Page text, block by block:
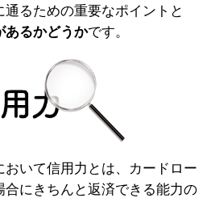
るための重要なポイントと
あるかどうかです。
おいて信用力とは、カードロー
合にきちんと返済できる能力の